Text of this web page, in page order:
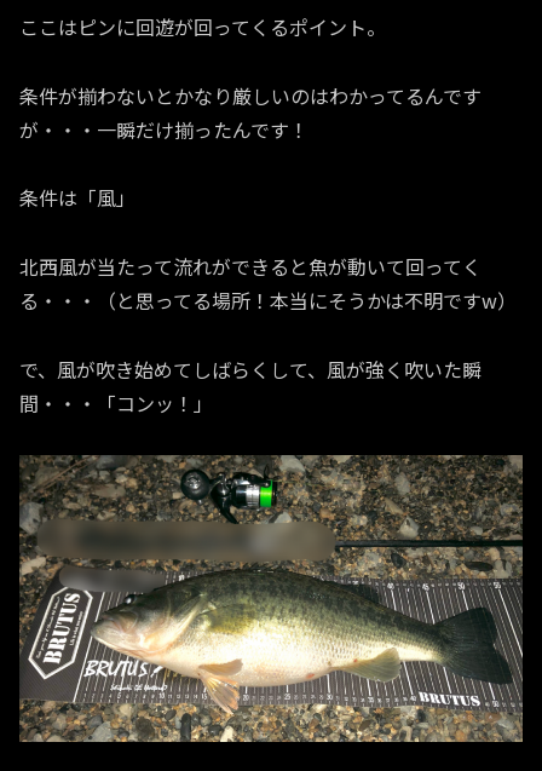
ここはピンに回遊が回ってくるポイント。
条件が揃わないとかなり厳しいのはわかってるんです
が・・・一瞬だけ揃ったんです！
条件は「風」
北西風が当たって流れができると魚が動いて回ってく
る・・・（と思ってる場所！本当にそうかは不明ですw）
で、風が吹き始めてしばらくして、風が強く吹いた瞬
間・・・「コンッ！」